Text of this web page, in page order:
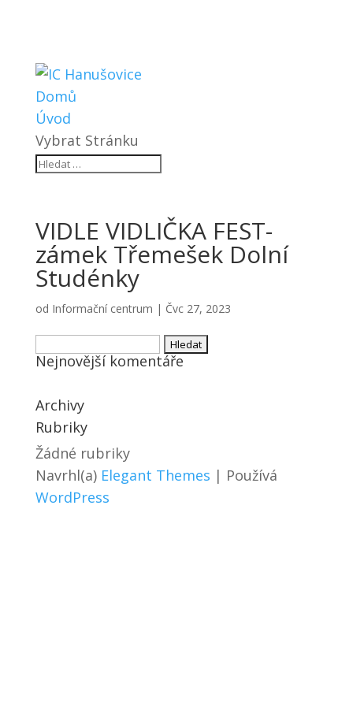
Domů
Úvod
Vybrat Stránku
VIDLE VIDLIČKA FEST-
zámek Třemešek Dolní
Studénky
od Informační centrum | Čvc 27, 2023
Vyhledávání
Nejnovější komentáře
Archivy
Rubriky
Žádné rubriky
Navrhl(a) Elegant Themes | Používá
WordPress